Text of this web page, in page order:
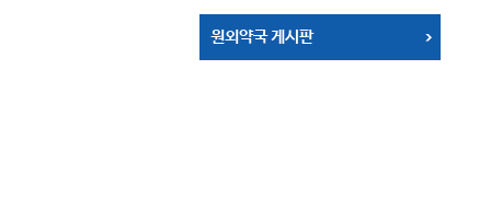
원외약국 게시판